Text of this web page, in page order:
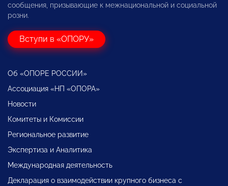
сообщения, призывающие к межнациональной и социальной
розни.
Вступи в «ОПОРУ»
Об «ОПОРЕ РОССИИ»
Ассоциация «НП «ОПОРА»
Новости
Комитеты и Комиссии
Региональное развитие
Экспертиза и Аналитика
Международная деятельность
Декларация о взаимодействии крупного бизнеса с